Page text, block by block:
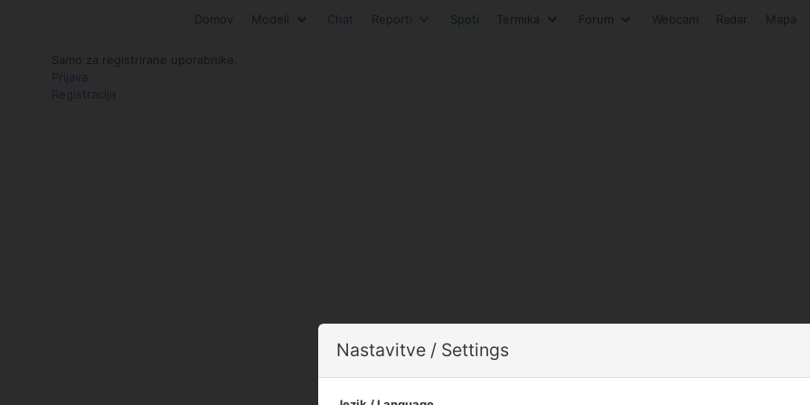
Domov Modeli Chat Reporti Spoti Termika Forum Webcam Radar Mapa
Nastavitve / Settings
Samo za registrirane uporabnike.
Prijava
Registracija